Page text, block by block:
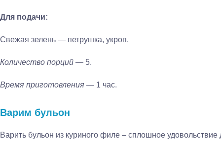
Для подачи:
Свежая зелень — петрушка, укроп.
Количество порций — 5.
Время приготовления — 1 час.
Варим бульон
Варить бульон из куриного филе – сплошное